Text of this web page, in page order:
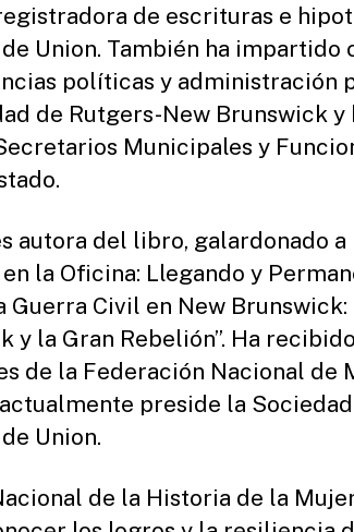
de escrituras e
Union. También ha impartido
políticas y administración
de Rutgers-New Brunswick
Municipales y
autora del libro, galardonado
la Oficina: Llegando y
Guerra Civil en New Brunswick:
y la Gran Rebelión”. Ha
de la Federación Nacional de
preside la
Union.
de la Historia de la